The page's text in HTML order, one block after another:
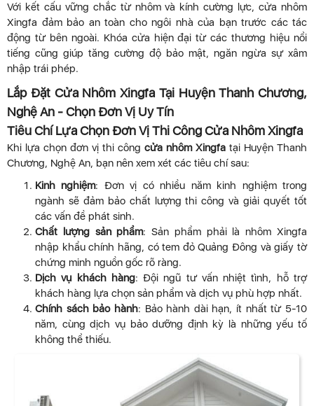
Với kết cấu vững chắc từ nhôm và kính cường lực, cửa nhôm
Xingfa đảm bảo an toàn cho ngôi nhà của bạn trước các tác
động từ bên ngoài. Khóa cửa hiện đại từ các thương hiệu nổi
tiếng cũng giúp tăng cường độ bảo mật, ngăn ngừa sự xâm
nhập trái phép.
Lắp Đặt Cửa Nhôm Xingfa Tại Huyện Thanh Chương,
Nghệ An - Chọn Đơn Vị Uy Tín
Tiêu Chí Lựa Chọn Đơn Vị Thi Công Cửa Nhôm Xingfa
Khi lựa chọn đơn vị thi công cửa nhôm Xingfa tại Huyện Thanh
Chương, Nghệ An, bạn nên xem xét các tiêu chí sau:
Kinh nghiệm: Đơn vị có nhiều năm kinh nghiệm trong
ngành sẽ đảm bảo chất lượng thi công và giải quyết tốt
các vấn đề phát sinh.
Chất lượng sản phẩm: Sản phẩm phải là nhôm Xingfa
nhập khẩu chính hãng, có tem đỏ Quảng Đông và giấy tờ
chứng minh nguồn gốc rõ ràng.
Dịch vụ khách hàng: Đội ngũ tư vấn nhiệt tình, hỗ trợ
khách hàng lựa chọn sản phẩm và dịch vụ phù hợp nhất.
Chính sách bảo hành: Bảo hành dài hạn, ít nhất từ 5-10
năm, cùng dịch vụ bảo dưỡng định kỳ là những yếu tố
không thể thiếu.